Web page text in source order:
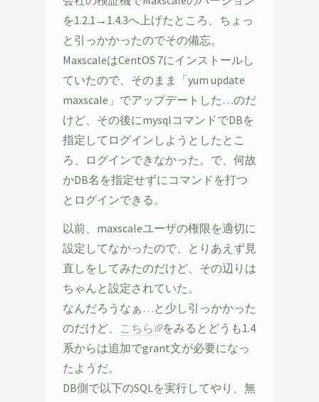
を1.2.1→1.4.3へ上げたところ、ちょっ
と引っかかったのでその備忘。
MaxscaleはCentOS 7にインストールし
ていたので、そのまま「yum update
maxscale」でアップデートした…のだ
けど、その後にmysqlコマンドでDBを
指定してログインしようとしたとこ
ろ、ログインできなかった。で、何故
かDB名を指定せずにコマンドを打つ
とログインできる。
以前、maxscaleユーザの権限を適切に
設定してなかったので、とりあえず見
直しをしてみたのだけど、その辺りは
ちゃんと設定されていた。
なんだろうなぁ…と少し引っかかった
のだけど、 こちら
をみるとどうも1.4
系からは追加でgrant文が必要になっ
たようだ。
DB側で以下のSQLを実行してやり、無